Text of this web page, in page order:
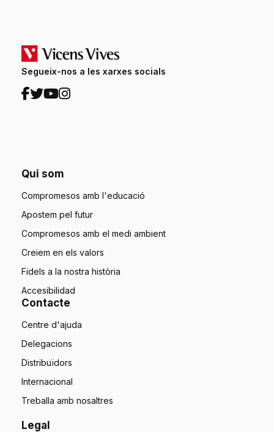
Segueix-nos a les xarxes socials
Qui som
Compromesos amb l'educació
Apostem pel futur
Compromesos amb el medi ambient
Creiem en els valors
Fidels a la nostra història
Accesibilidad
Contacte
Centre d'ajuda
Delegacions
Distribuïdors
Internacional
Treballa amb nosaltres
Legal